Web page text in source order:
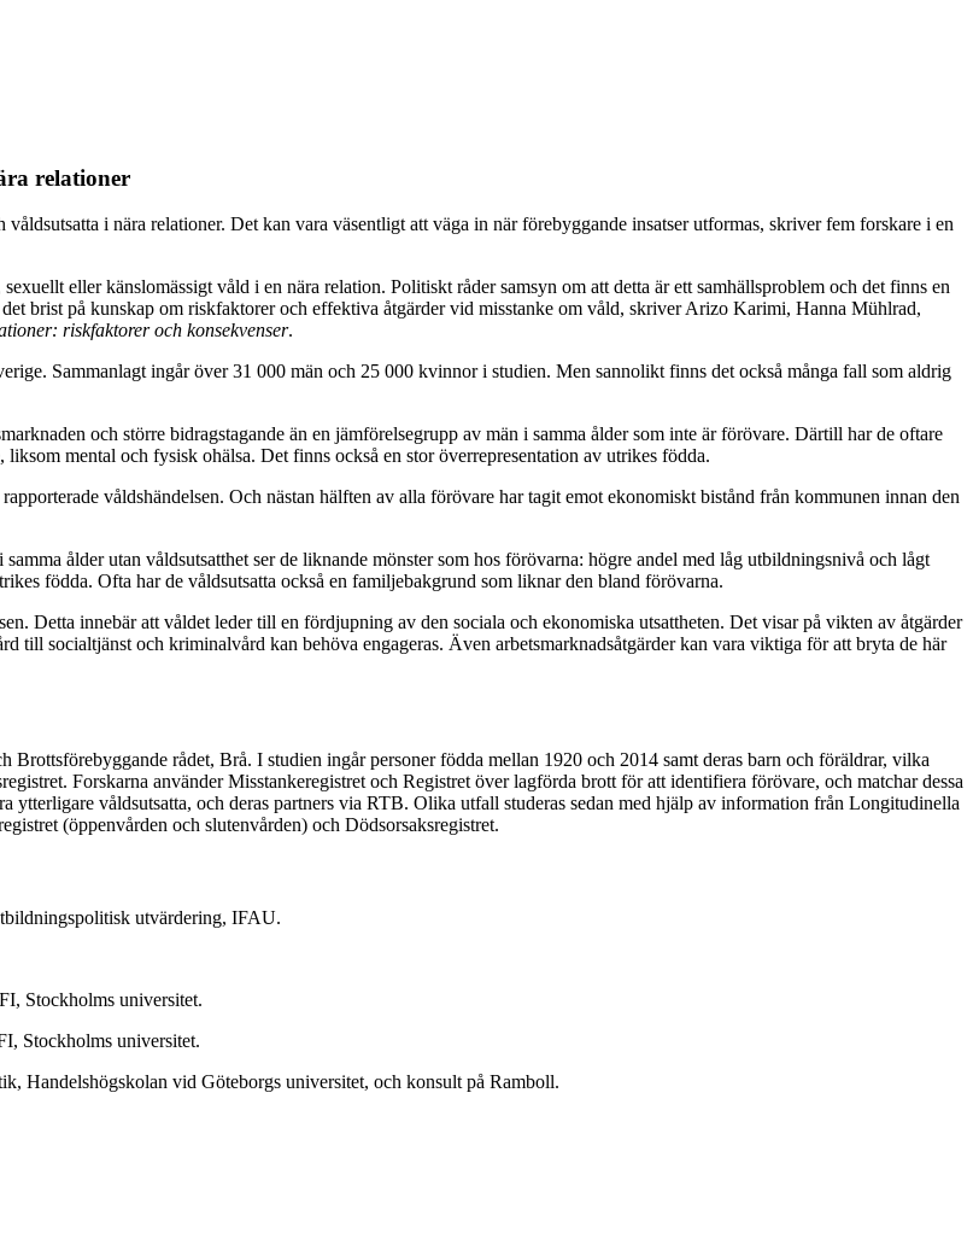
relationer
i nära relationer. Det kan vara väsentligt att väga in när förebyggande insatser utformas, skriver fem forskare i en
eller känslomässigt våld i en nära relation. Politiskt råder samsyn om att detta är ett samhällsproblem och det finns en
brist på kunskap om riskfaktorer och effektiva åtgärder vid misstanke om våld, skriver Arizo Karimi, Hanna Mühlrad,
riskfaktorer och konsekvenser.
Sammanlagt ingår över 31 000 män och 25 000 kvinnor i studien. Men sannolikt finns det också många fall som aldrig
och större bidragstagande än en jämförelsegrupp av män i samma ålder som inte är förövare. Därtill har de oftare
mental och fysisk ohälsa. Det finns också en stor överrepresentation av utrikes födda.
våldshändelsen. Och nästan hälften av alla förövare har tagit emot ekonomiskt bistånd från kommunen innan den
ålder utan våldsutsatthet ser de liknande mönster som hos förövarna: högre andel med låg utbildningsnivå och lågt
födda. Ofta har de våldsutsatta också en familjebakgrund som liknar den bland förövarna.
Detta innebär att våldet leder till en fördjupning av den sociala och ekonomiska utsattheten. Det visar på vikten av åtgärder
till socialtjänst och kriminalvård kan behöva engageras. Även arbetsmarknadsåtgärder kan vara viktiga för att bryta de här
Brottsförebyggande rådet, Brå. I studien ingår personer födda mellan 1920 och 2014 samt deras barn och föräldrar, vilka
Forskarna använder Misstankeregistret och Registret över lagförda brott för att identifiera förövare, och matchar dessa
ytterligare våldsutsatta, och deras partners via RTB. Olika utfall studeras sedan med hjälp av information från Longitudinella
(öppenvården och slutenvården) och Dödsorsaksregistret.
utvärdering, IFAU.
Stockholms universitet.
Stockholms universitet.
Handelshögskolan vid Göteborgs universitet, och konsult på Ramboll.